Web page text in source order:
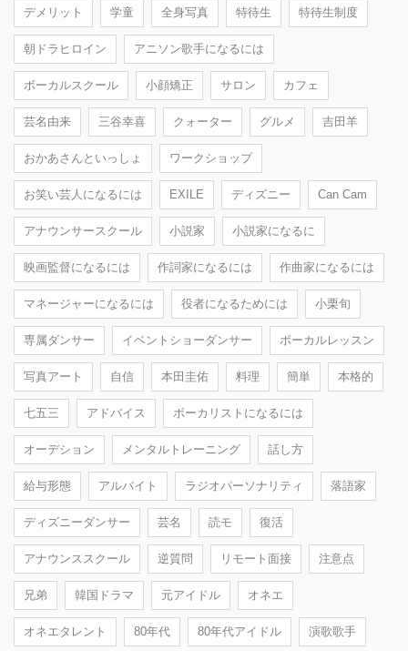
デメリット 学童 全身写真 特待生 特待生制度
朝ドラヒロイン アニソン歌手になるには
ボーカルスクール 小顔矯正 サロン カフェ
芸名由来 三谷幸喜 クォーター グルメ 吉田羊
おかあさんといっしょ ワークショップ
お笑い芸人になるには EXILE ディズニー Can Cam
アナウンサースクール 小説家 小説家になるに
映画監督になるには 作詞家になるには 作曲家になるには
マネージャーになるには 役者になるためには 小栗旬
専属ダンサー イベントショーダンサー ボーカルレッスン
写真アート 自信 本田圭佑 料理 簡単 本格的
七五三 アドバイス ボーカリストになるには
オーデション メンタルトレーニング 話し方
給与形態 アルバイト ラジオパーソナリティ 落語家
ディズニーダンサー 芸名 読モ 復活
アナウンススクール 逆質問 リモート面接 注意点
兄弟 韓国ドラマ 元アイドル オネエ
オネエタレント 80年代 80年代アイドル 演歌歌手